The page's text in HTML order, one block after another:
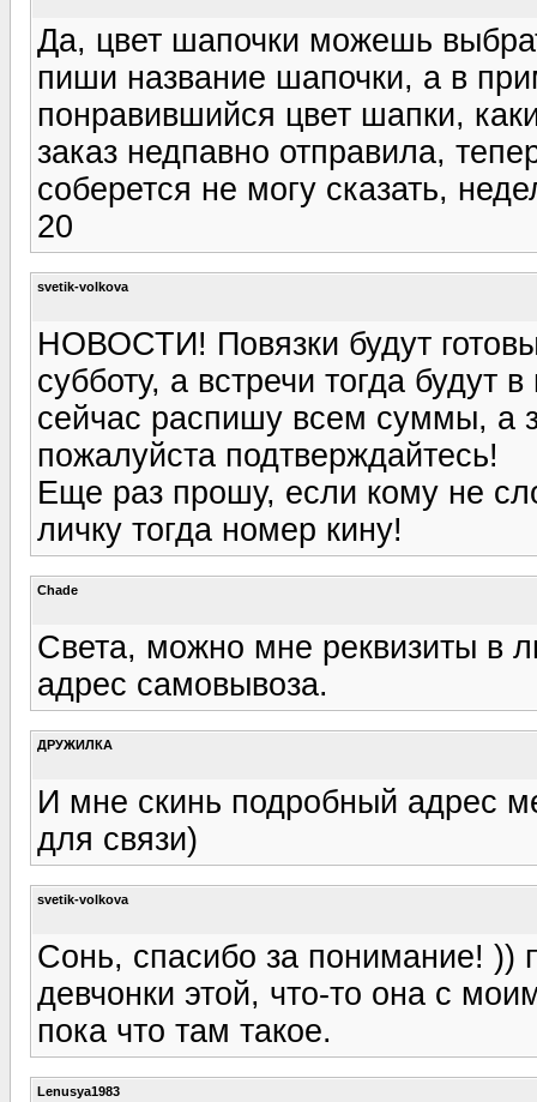
Да, цвет шапочки можешь
пиши название шапочки, а в
понравившийся цвет шапки,
заказ недпавно отправила,
соберется не могу сказать,
20
svetik-volkova
НОВОСТИ! Повязки будут
субботу, а встречи тогда будут
сейчас распишу всем суммы, а
пожалуйста подтверждайтесь!
Еще раз прошу, если кому не
личку тогда номер кину!
Chade
Света, можно мне реквизиты в
адрес самовывоза.
ДРУЖИЛКА
И мне скинь подробный адрес
для связи)
svetik-volkova
Сонь, спасибо за понимание! ))
девчонки этой, что-то она с
пока что там такое.
Lenusya1983